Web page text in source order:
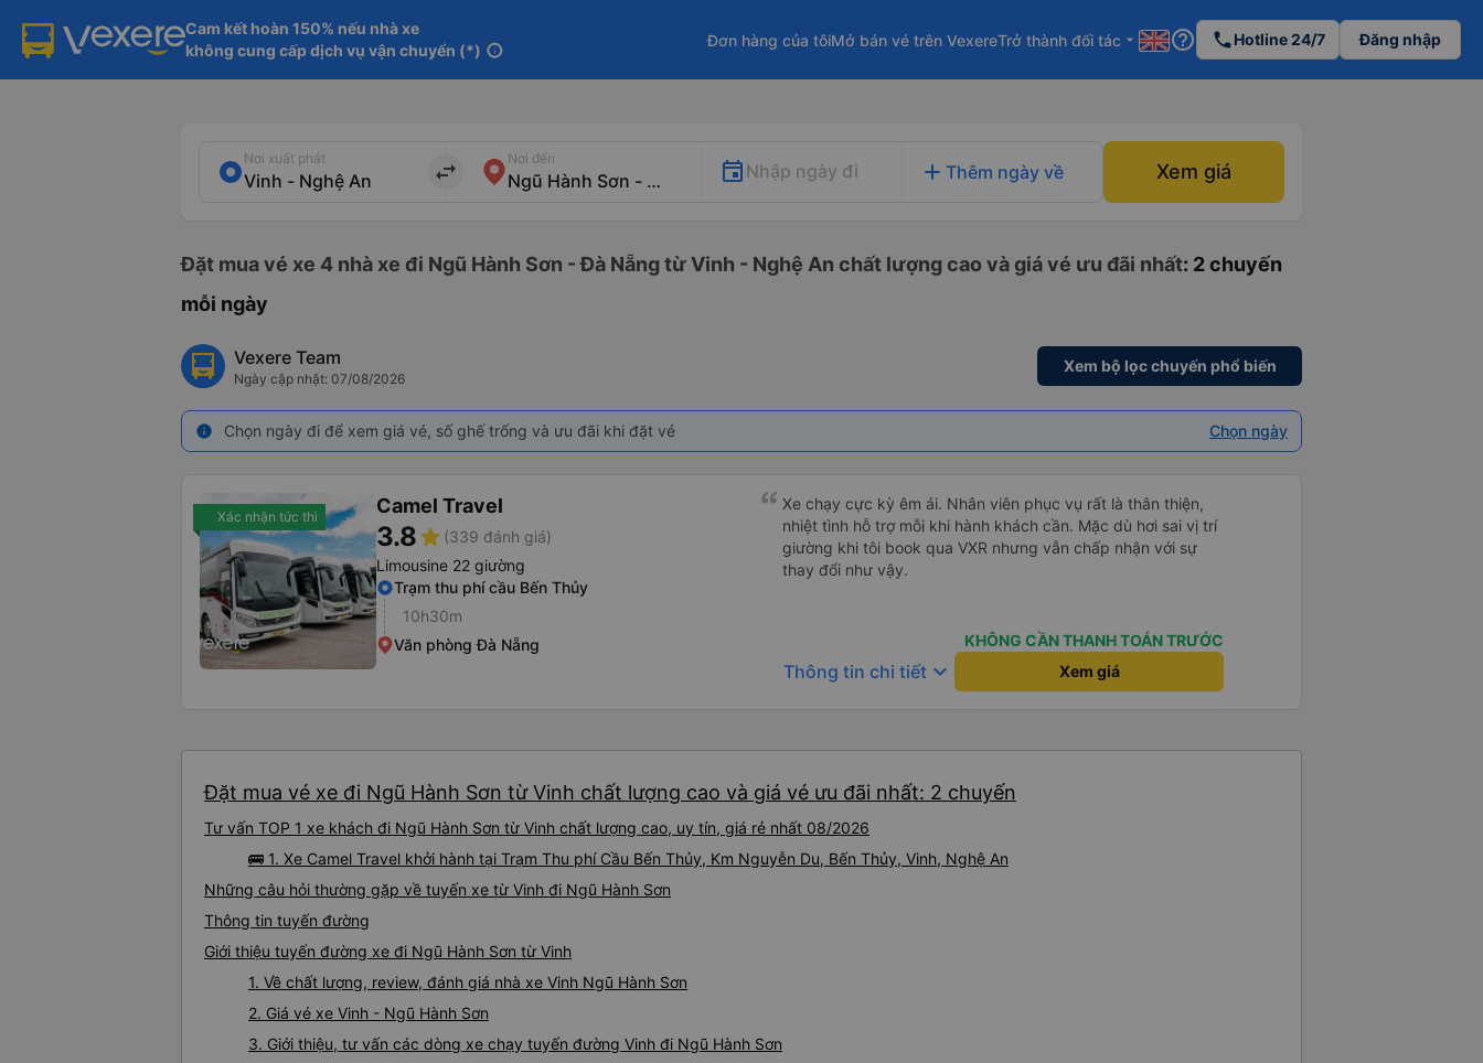
Cam kết hoàn 150% nếu nhà xe
không cung cấp dịch vụ vận chuyển (*) info
Đơn hàng của tôiMở bán vé trên VexereTrở thành đối tác arrow_drop_down help_outline phoneHotline 24/7 Đăng nhập
Nơi xuất phát
import_export
Nơi đến
Nhập ngày đi add Thêm ngày về Xem giá
Đặt mua vé xe 4 nhà xe đi Ngũ Hành Sơn - Đà Nẵng từ Vinh - Nghệ An chất lượng cao và giá vé ưu đãi nhất: 2 chuyến
mỗi ngày
Vexere Team
Ngày cập nhật: 07/08/2026
Xem bộ lọc chuyến phổ biến
info Chọn ngày đi để xem giá vé, số ghế trống và ưu đãi khi đặt vé Chọn ngày
Xác nhận tức thì Camel Travel
3.8star (339 đánh giá)
Limousine 22 giường
Trạm thu phí cầu Bến Thủy
10h30m
Văn phòng Đà Nẵng
Xe chạy cực kỳ êm ái. Nhân viên phục vụ rất là thân thiện,
nhiệt tình hỗ trợ mỗi khi hành khách cần. Mặc dù hơi sai vị trí
giường khi tôi book qua VXR nhưng vẫn chấp nhận với sự
thay đổi như vậy.
KHÔNG CẦN THANH TOÁN TRƯỚC
Thông tin chi tiết keyboard_arrow_down Xem giá
Đặt mua vé xe đi Ngũ Hành Sơn từ Vinh chất lượng cao và giá vé ưu đãi nhất: 2 chuyến
Tư vấn TOP 1 xe khách đi Ngũ Hành Sơn từ Vinh chất lượng cao, uy tín, giá rẻ nhất 08/2026
🚌 1. Xe Camel Travel khởi hành tại Trạm Thu phí Cầu Bến Thủy, Km Nguyễn Du, Bến Thủy, Vinh, Nghệ An
Những câu hỏi thường gặp về tuyến xe từ Vinh đi Ngũ Hành Sơn
Thông tin tuyến đường
Giới thiệu tuyến đường xe đi Ngũ Hành Sơn từ Vinh
1. Về chất lượng, review, đánh giá nhà xe Vinh Ngũ Hành Sơn
2. Giá vé xe Vinh - Ngũ Hành Sơn
3. Giới thiệu, tư vấn các dòng xe chạy tuyến đường Vinh đi Ngũ Hành Sơn